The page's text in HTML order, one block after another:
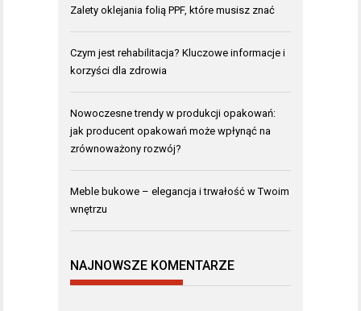
Zalety oklejania folią PPF, które musisz znać
Czym jest rehabilitacja? Kluczowe informacje i
korzyści dla zdrowia
Nowoczesne trendy w produkcji opakowań:
jak producent opakowań może wpłynąć na
zrównoważony rozwój?
Meble bukowe – elegancja i trwałość w Twoim
wnętrzu
NAJNOWSZE KOMENTARZE